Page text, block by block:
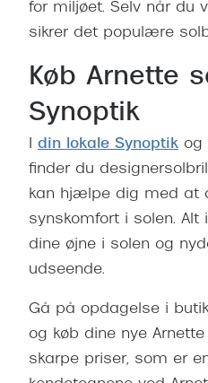
for miljøet. Selv når du
sikrer det populære
Køb Arnette
Synoptik
din lokale Synoptik og
finder du
kan hjælpe dig med at
synskomfort i solen.
dine øjne i solen og
udseende.
Gå på opdagelse i
og køb dine nye Arnette
skarpe priser, som er